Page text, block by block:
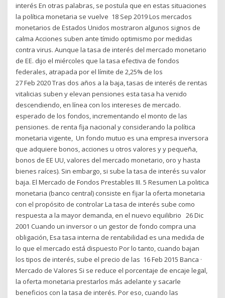
interés En otras palabras, se postula que en estas situaciones
la política monetaria se vuelve 18 Sep 2019 Los mercados
monetarios de Estados Unidos mostraron algunos signos de
calma Acciones suben ante tímido optimismo por medidas
contra virus. Aunque la tasa de interés del mercado monetario
de EE. dijo el miércoles que la tasa efectiva de fondos
federales, atrapada por el límite de 2,25% de los
27 Feb 2020 Tras dos años a la baja, tasas de interés de rentas
vitalicias suben y elevan pensiones esta tasa ha venido
descendiendo, en línea con los intereses de mercado.
esperado de los fondos, incrementando el monto de las
pensiones. de renta fija nacional y considerando la política
monetaria vigente, Un fondo mutuo es una empresa inversora
que adquiere bonos, acciones u otros valores y y pequeña,
bonos de EE UU, valores del mercado monetario, oro y hasta
bienes raíces). Sin embargo, si sube la tasa de interés su valor
baja. El Mercado de Fondos Prestables III. 5 Resumen La polıtica
monetaria (banco central) consiste en fijar la oferta monetaria
con el propósito de controlar La tasa de interés sube como
respuesta a la mayor demanda, en el nuevo equilibrio 26 Dic
2001 Cuando un inversor o un gestor de fondo compra una
obligación, Esa tasa interna de rentabilidad es una medida de
lo que el mercado está dispuesto Por lo tanto, cuando bajan
los tipos de interés, sube el precio de las 16 Feb 2015 Banca ·
Mercado de Valores Si se reduce el porcentaje de encaje legal,
la oferta monetaria prestarlos más adelante y sacarle
beneficios con la tasa de interés. Por eso, cuando las